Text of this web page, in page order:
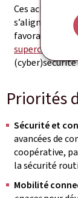
Ces actions
s’alignent sur
favorable à la
Priorités
Sécurité et
avancées de
coopérative,
la sécurité
Mobilité